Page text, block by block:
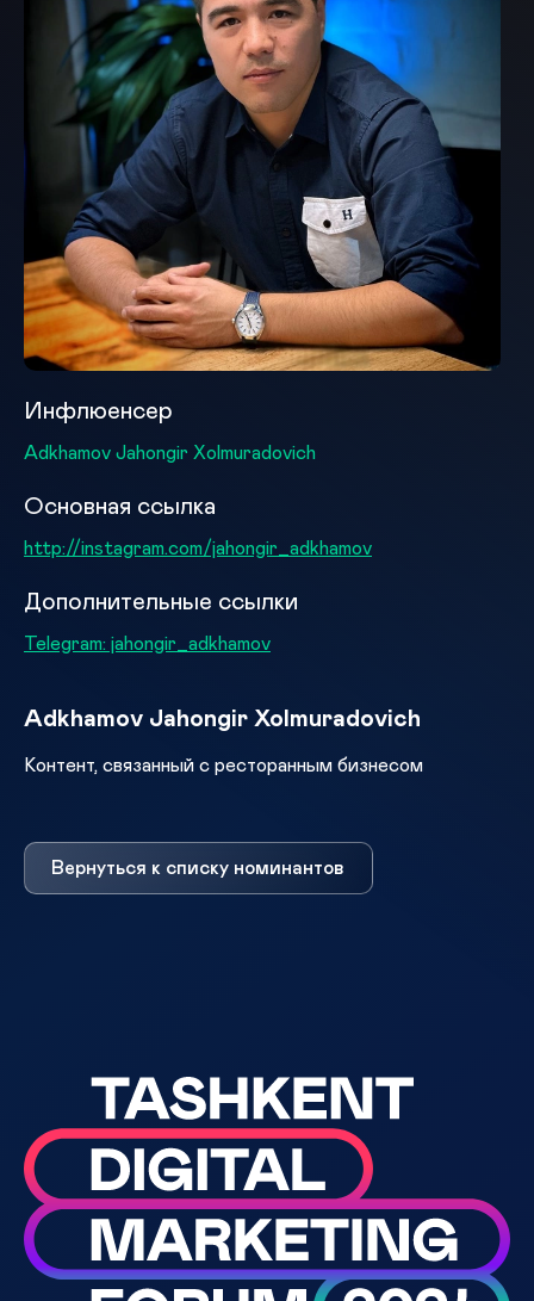
Инфлюенсер
Adkhamov Jahongir Xolmuradovich
Основная ссылка
http://instagram.com/jahongir_adkhamov
Дополнительные ссылки
Telegram: jahongir_adkhamov
Adkhamov Jahongir Xolmuradovich
Контент, связанный с ресторанным бизнесом
Вернуться к списку номинантов